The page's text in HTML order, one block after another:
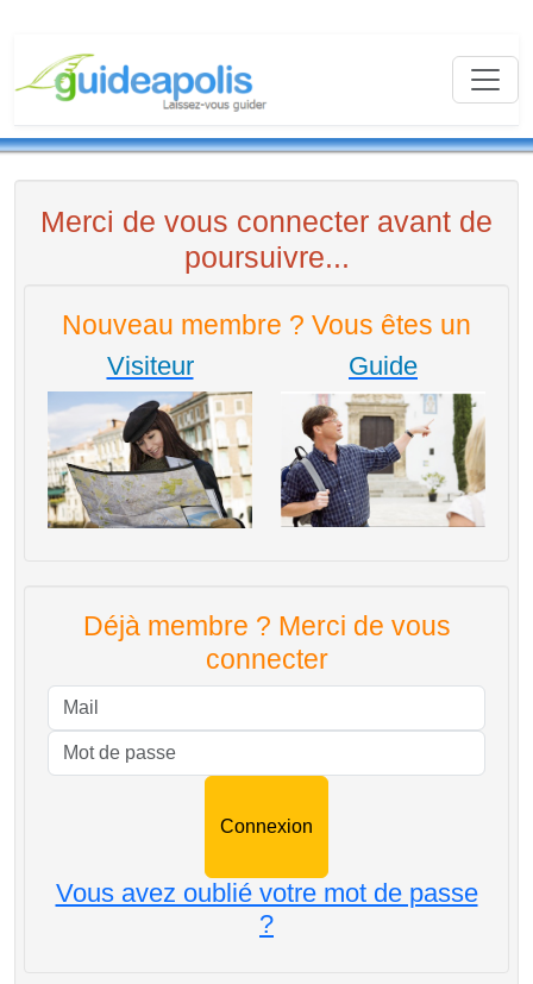
Merci de vous connecter avant de
poursuivre...
Nouveau membre ? Vous êtes un
Visiteur Guide
Déjà membre ? Merci de vous
connecter
Vous avez oublié votre mot de passe
?